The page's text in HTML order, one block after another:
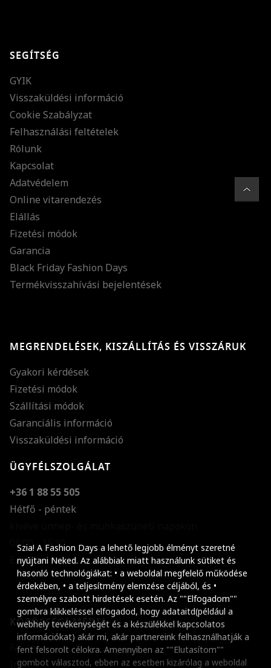
Szia! A Fashion Days a lehető legjobb élményt szeretné
nyújtani Neked. Az alábbiak miatt használunk sütiket és
hasonló technológiákat: • a weboldal megfelelő működése
érdekében, • a teljesítmény elemzése céljából, és •
személyre szabott hirdetések esetén. Az ""Elfogadom""
gombra klikkeléssel elfogadod, hogy adataitd(például a
webhely tevékenységét és a készülékkel kapcsolatos
információkat) akár mi, akár partnereink felhasználhatják a
fent felsorolt célokra. Amennyiben az ""Elutasítom""
gombot választod, ebben az esetben kizárólag a weboldal
különleges ajánlatainkat és stílustippjeinket!
SEGÍTSÉG
GYIK
Visszaküldési információ
Cookie Szabályzat
Felhasználási feltételek
Rólunk
Kapcsolat
Adatvédelem
Online vitarendezés
Elállás
Fizetési módok
Garancia
Black Friday Fashion Days
Termékvisszahívási bejelentések
MEGRENDELÉSEK, KISZÁLLÍTÁS ÉS VISSZÁRUK
Gyakori kérdések
Fizetési módok
Szállítási módok
Garanciális információ
Visszaküldési információ
ÜGYFÉLSZOLGÁLAT
+36 1 88 55 505
Hétfő - péntek
08:00 - 16:30
E-mail küldése
KÖZÖSSÉGI MÉDIA
Facebook
Instagram
Szöveg méretének
Szóköz növelése
Szóköz csökkentése
Sortávolság
Sortávolság